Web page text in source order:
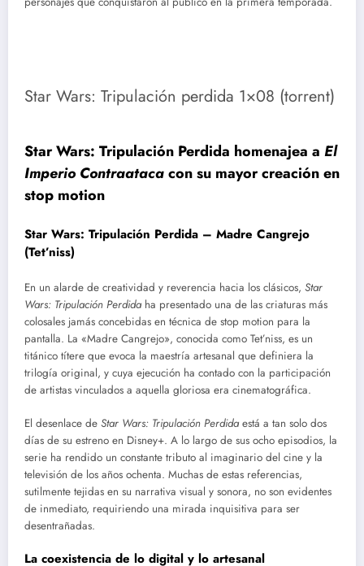
Star Wars: Tripulación perdida 1×08 (torrent)
Star Wars: Tripulación Perdida homenajea a El
Imperio Contraatacacon su mayor creación en
stop motion
Star Wars: Tripulación Perdida – Madre Cangrejo
(Tet’niss)
En un alarde de creatividad y reverencia hacia los clásicos, Star
Wars: Tripulación Perdidaha presentado una de las criaturas más
colosales jamás concebidas en técnica de stop motion para la
pantalla. La «Madre Cangrejo», conocida como Tet’niss, es un
titánico títere que evoca la maestría artesanal que definiera la
trilogía original, y cuya ejecución ha contado con la participación
de artistas vinculados a aquella gloriosa era cinematográfica.
El desenlace de Star Wars: Tripulación Perdidaestá a tan solo dos
días de su estreno en Disney+. A lo largo de sus ocho episodios, la
serie ha rendido un constante tributo al imaginario del cine y la
televisión de los años ochenta. Muchas de estas referencias,
sutilmente tejidas en su narrativa visual y sonora, no son evidentes
de inmediato, requiriendo una mirada inquisitiva para ser
desentrañadas.
La coexistencia de lo digital y lo artesanal